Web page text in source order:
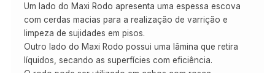
Um lado do Maxi Rodo apresenta uma espessa escova
com cerdas macias para a realização de varrição e
limpeza de sujidades em pisos.
Outro lado do Maxi Rodo possui uma lâmina que retira
líquidos, secando as superfícies com eficiência.